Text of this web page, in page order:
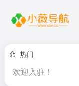
热门
欢迎入驻！